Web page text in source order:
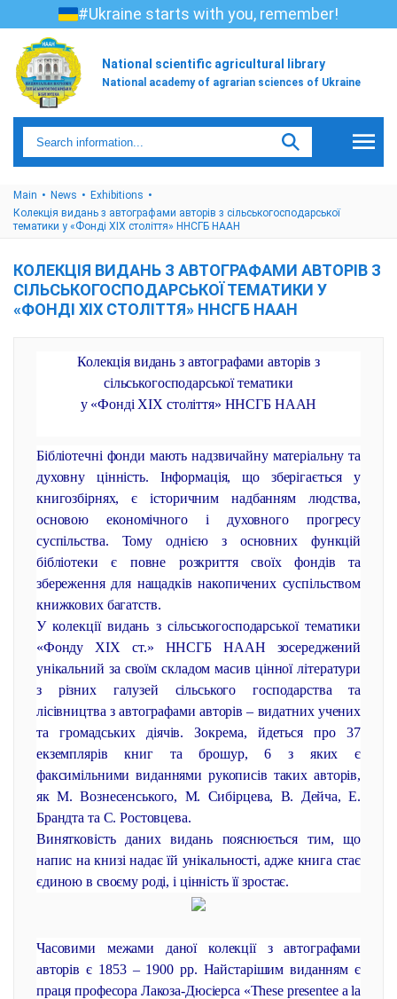
#Ukraine starts with you, remember!
National scientific agricultural library
National academy of agrarian sciences of Ukraine
Main News
Exhibitions
Колекція видань з автографами авторів з сільськогосподарської
тематики у «Фонді ХІХ століття» ННСГБ НААН
КОЛЕКЦІЯ ВИДАНЬ З АВТОГРАФАМИ АВТОРІВ З
СІЛЬСЬКОГОСПОДАРСЬКОЇ ТЕМАТИКИ У
«ФОНДІ ХІХ СТОЛІТТЯ» ННСГБ НААН
Колекція видань з автографами авторів з
сільськогосподарської тематики
у «Фонді ХІХ століття» ННСГБ НААН
Бібліотечні фонди мають надзвичайну матеріальну та
духовну цінність. Інформація, що зберігається у
книгозбірнях, є історичним надбанням людства,
основою економічного і духовного прогресу
суспільства. Тому однією з основних функцій
бібліотеки є повне розкриття своїх фондів та
збереження для нащадків накопичених суспільством
книжкових багатств.
У колекції видань з сільськогосподарської тематики
«Фонду ХІХ ст.» ННСГБ НААН зосереджений
унікальний за своїм складом масив цінної літератури
з різних галузей сільського господарства та
лісівництва з автографами авторів – видатних учених
та громадських діячів. Зокрема, йдеться про 37
екземплярів книг та брошур, 6 з яких є
факсимільними виданнями рукописів таких авторів,
як М. Вознесенського, М. Сибірцева, В. Дейча, Е.
Брандта та С. Ростовцева.
Винятковість даних видань пояснюється тим, що
напис на книзі надає їй унікальності, адже книга стає
єдиною в своєму роді, і цінність її зростає.
Часовими межами даної колекції з автографами
авторів є 1853 – 1900 рр. Найстарішим виданням є
праця професора Лакоза-Дюсіерса «These presentee a la